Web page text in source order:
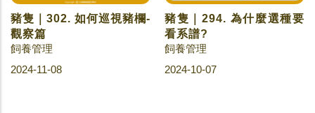
豬隻｜302. 如何巡視豬欄-
觀察篇
飼養管理
2024-11-08
豬隻｜294. 為什麼選種要
看系譜?
飼養管理
2024-10-07